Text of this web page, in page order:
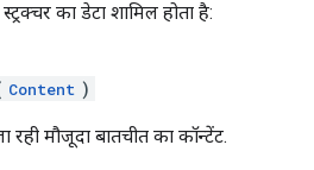
का डेटा शामिल होता है:
Content )
मौजूदा बातचीत का कॉन्टेंट.